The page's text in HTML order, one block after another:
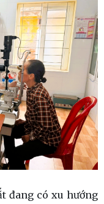
đang có xu hướng